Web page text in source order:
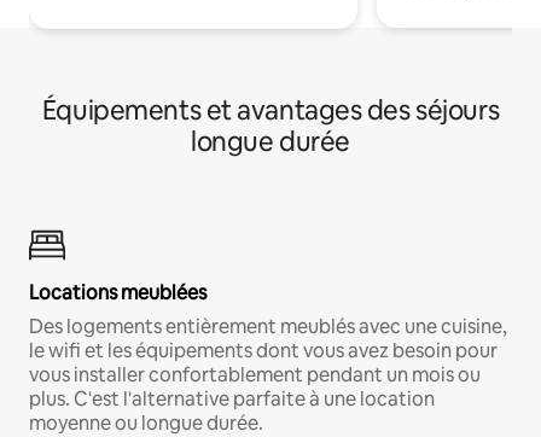
Équipements et avantages des séjours
longue durée
Locations meublées
Des logements entièrement meublés avec une cuisine,
le wifi et les équipements dont vous avez besoin pour
vous installer confortablement pendant un mois ou
plus. C'est l'alternative parfaite à une location
moyenne ou longue durée.